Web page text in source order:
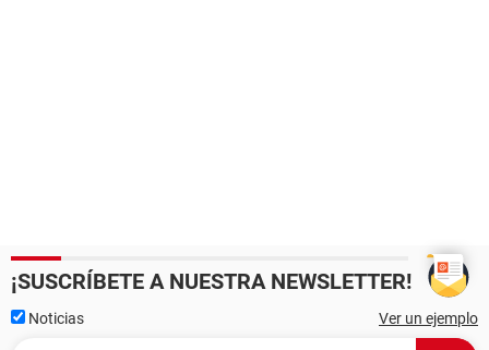
¡SUSCRÍBETE A NUESTRA NEWSLETTER!
Noticias Ver un ejemplo